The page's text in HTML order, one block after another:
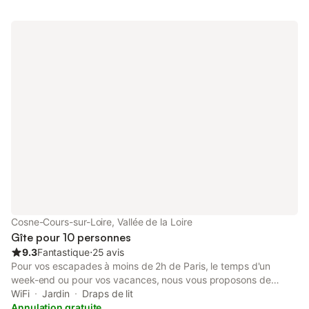
Cosne-Cours-sur-Loire, Vallée de la Loire
Gîte pour 10 personnes
9.3Fantastique⋅25 avis
Pour vos escapades à moins de 2h de Paris, le temps d'un
week-end ou pour vos vacances, nous vous proposons de
découvrir un Gîte de Charme de 4 chambres pour un séjour
WiFi Jardin
Draps de lit